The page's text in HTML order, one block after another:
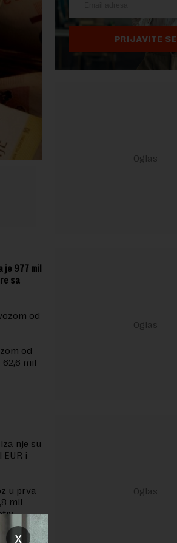
977 mil
sa
od
od
62,6 mil
nje su
i
u prva
mil
mil
PRIJAVITE SE
x